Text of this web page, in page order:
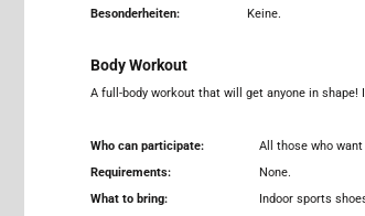
Besonderheiten:
Keine.
Body Workout
A full-body workout that will get anyone in
Who can participate:
All those who
Requirements:
None.
What to bring:
Indoor sports